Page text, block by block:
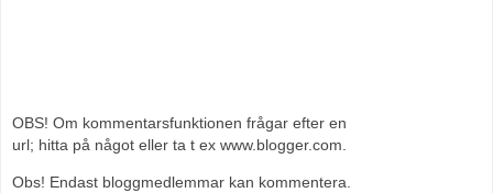
OBS! Om kommentarsfunktionen frågar efter en
url; hitta på något eller ta t ex www.blogger.com.
Obs! Endast bloggmedlemmar kan kommentera.